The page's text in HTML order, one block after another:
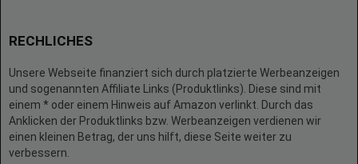
RECHLICHES
Unsere Webseite finanziert sich durch platzierte Werbeanzeigen
und sogenannten Affiliate Links (Produktlinks). Diese sind mit
einem * oder einem Hinweis auf Amazon verlinkt. Durch das
Anklicken der Produktlinks bzw. Werbeanzeigen verdienen wir
einen kleinen Betrag, der uns hilft, diese Seite weiter zu
verbessern.